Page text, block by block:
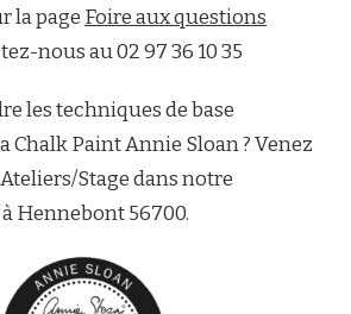
la page Foire aux questions
nous au 02 97 36 10 35
les techniques de base
Chalk Paint Annie Sloan ? Venez
Stage dans notre
Hennebont 56700.